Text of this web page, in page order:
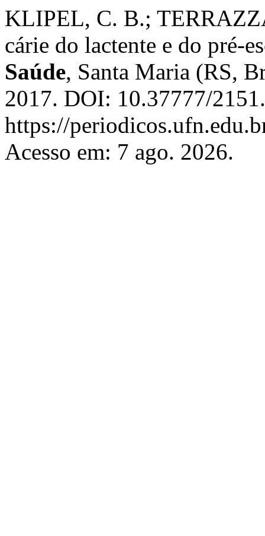
KLIPEL, C. B.;
cárie do lactente e do pré-
Saúde, Santa Maria (RS,
2017. DOI: 10.37777/
https://
Acesso em: 7 ago. 2026.